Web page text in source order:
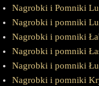
Nagrobki i Pomniki
Nagrobki i pomniki
Nagrobki i pomniki
Nagrobki i pomniki
Nagrobki i pomniki
Nagrobki i pomniki